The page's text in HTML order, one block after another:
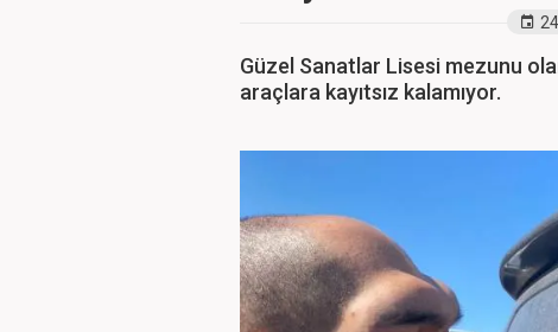
Güzel Sanatlar Lisesi mezunu
araçlara kayıtsız kalamıyor.